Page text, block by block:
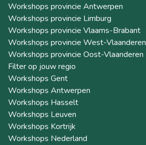
Workshops provincie Antwerpen
Workshops provincie Limburg
Workshops provincie Vlaams-Brabant
Workshops provincie West-Vlaanderen
Workshops provincie Oost-Vlaanderen
Filter op jouw regio
Workshops Gent
Workshops Antwerpen
Workshops Hasselt
Workshops Leuven
Workshops Kortrijk
Workshops Nederland